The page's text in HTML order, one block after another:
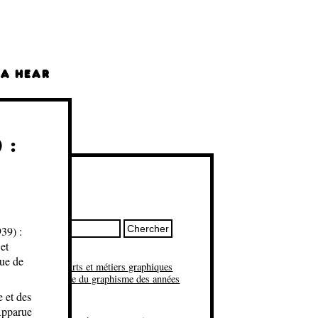
HEAR
« La revue Arts et métiers graphiques
1939) : Une vitrine du graphisme des années
:
:
de
et des